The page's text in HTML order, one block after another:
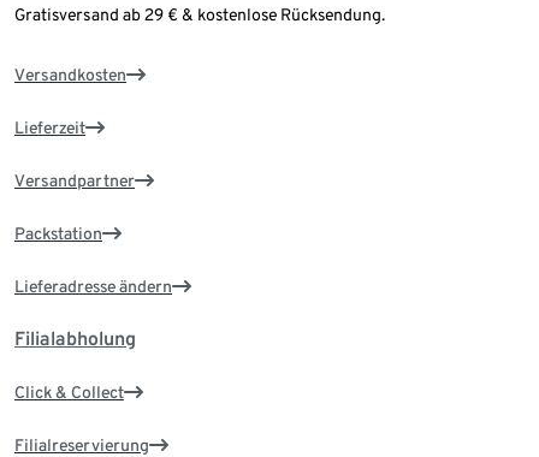
Gratisversand ab 29 € & kostenlose Rücksendung.
Versandkosten
Lieferzeit
Versandpartner
Packstation
Lieferadresse ändern
Filialabholung
Click & Collect
Filialreservierung